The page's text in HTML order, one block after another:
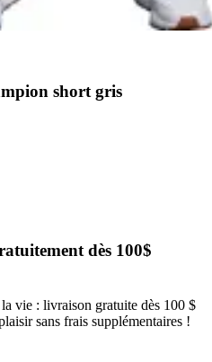
short gris
dès 100$
vie : livraison gratuite dès 100 $
sans frais supplémentaires !